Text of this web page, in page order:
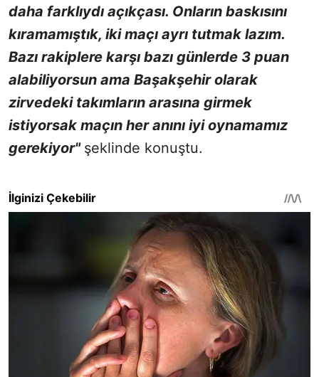
daha farklıydı açıkçası. Onların baskısını
kıramamıştık, iki maçı ayrı tutmak lazım.
Bazı rakiplere karşı bazı günlerde 3 puan
alabiliyorsun ama Başakşehir olarak
zirvedeki takımların arasına girmek
istiyorsak maçın her anını iyi oynamamız
gerekiyor" şeklinde konuştu.